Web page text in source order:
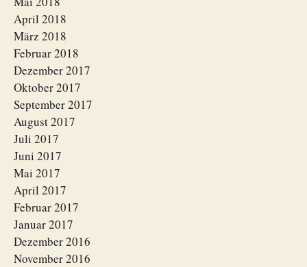
April 2018
März 2018
Februar 2018
Dezember 2017
Oktober 2017
September 2017
August 2017
Juli 2017
Juni 2017
Mai 2017
April 2017
Februar 2017
Januar 2017
Dezember 2016
November 2016